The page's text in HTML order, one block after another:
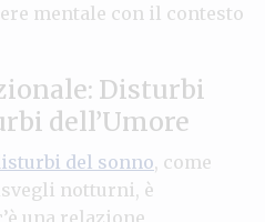
mentale con il contesto
Disturbi
dell’Umore
del sonno, come
notturni, è
una relazione